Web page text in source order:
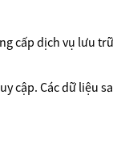
cấp dịch vụ lưu
cập. Các dữ liệu